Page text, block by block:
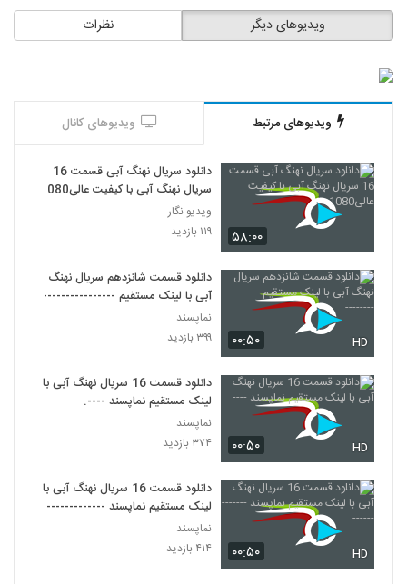
نظرات ویدیوهای دیگر
ویدیوهای مرتبط ویدیوهای کانال
۵۸:۰۰
دانلود سریال نهنگ آبی قسمت 16
سریال نهنگ آبی با کیفیت عالی1080
ویدیو نگار
۱۱۹ بازدید
۰۰:۵۰ HD
دانلود قسمت شانزدهم سریال نهنگ
آبی با لینک مستقیم ------------------
نماپسند
۳۹۹ بازدید
۰۰:۵۰ HD
دانلود قسمت 16 سریال نهنگ آبی با
لینک مستقیم نماپسند ----.
نماپسند
۳۷۴ بازدید
۰۰:۵۰ HD
دانلود قسمت 16 سریال نهنگ آبی با
لینک مستقیم نماپسند -------------
نماپسند
۴۱۴ بازدید